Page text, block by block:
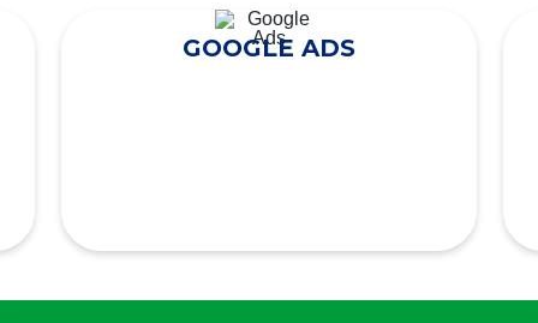
GOOGLE ADS